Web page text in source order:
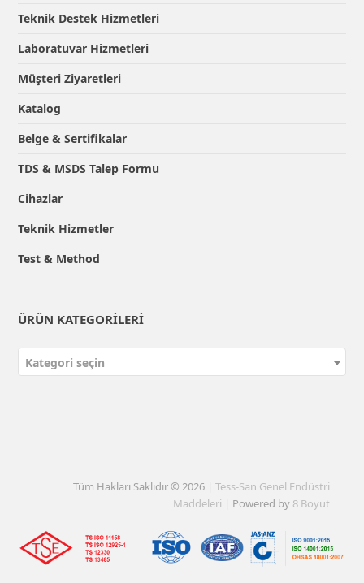
Teknik Destek Hizmetleri
Laboratuvar Hizmetleri
Müşteri Ziyaretleri
Katalog
Belge & Sertifikalar
TDS & MSDS Talep Formu
Cihazlar
Teknik Hizmetler
Test & Method
ÜRÜN KATEGORILERI
Kategori seçin
Tüm Hakları Saklıdır © 2026 | Tess-San Genel Endüstri
Maddeleri | Powered by 8 Boyut